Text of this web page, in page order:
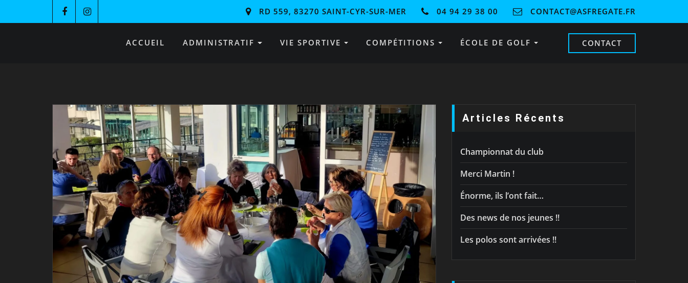
RD 559, 83270 SAINT-CYR-SUR-MER 04 94 29 38 00 CONTACT@ASFREGATE.FR
ACCUEIL ADMINISTRATIF VIE SPORTIVE COMPÉTITIONS ÉCOLE DE GOLF CONTACT
Articles Récents
Championnat du club
Merci Martin !
Énorme, ils l’ont fait…
Des news de nos jeunes !!
Les polos sont arrivées !!